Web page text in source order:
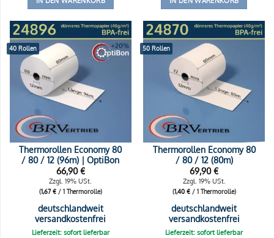
40 Rollen
Thermorollen Economy 80
/ 80 / 12 (96m) | OptiBon
66,90€
Zzgl. 19% USt.
(1,67€/ 1 Thermorolle)
deutschlandweit
versandkostenfrei
Lieferzeit: sofort lieferbar
50 Rollen
Thermorollen Economy 80
/ 80 / 12 (80m)
69,90€
Zzgl. 19% USt.
(1,40 €/ 1 Thermorolle)
deutschlandweit
versandkostenfrei
Lieferzeit: sofort lieferbar